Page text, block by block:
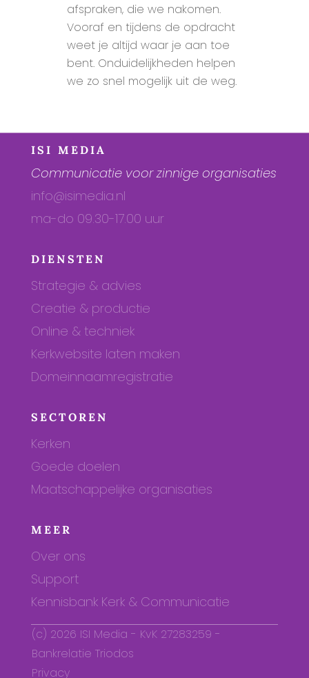
afspraken, die we nakomen.
Vooraf en tijdens de opdracht
weet je altijd waar je aan toe
bent. Onduidelijkheden helpen
we zo snel mogelijk uit de weg.
ISI MEDIA
Communicatie voor zinnige organisaties
info@isimedia.nl
ma-do 09.30-17.00 uur
DIENSTEN
Strategie & advies
Creatie & productie
Online & techniek
Kerkwebsite laten maken
Domeinnaamregistratie
SECTOREN
Kerken
Goede doelen
Maatschappelijke organisaties
MEER
Over ons
Support
Kennisbank Kerk & Communicatie
(c) 2026 ISI Media - KvK 27283259 -
Bankrelatie Triodos
Privacy